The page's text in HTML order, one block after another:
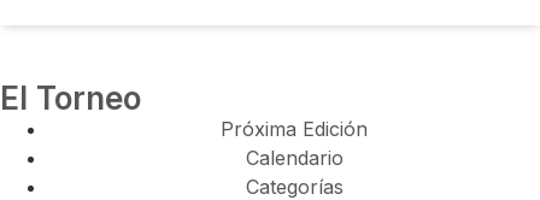
El Torneo
Próxima Edición
Calendario
Categorías